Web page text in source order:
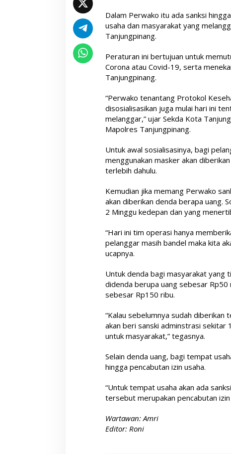
Dalam Perwako itu ada sanksi
usaha dan masyarakat yang
Tanjungpinang.
Peraturan ini bertujuan untuk
Corona atau Covid-19, serta
Tanjungpinang.
“Perwako tenantang Protokol
disosialisasikan juga mulai hari ini
melanggar,” ujar Sekda Kota
Mapolres Tanjungpinang.
Untuk awal sosialisasinya, bagi
menggunakan masker akan
terlebih dahulu.
Kemudian jika memang Perwako
akan diberikan denda berapa uang.
2 Minggu kedepan dan yang
“Hari ini tim operasi hanya
pelanggar masih bandel maka kita
ucapnya.
Untuk denda bagi masyarakat yang
didenda berupa uang sebesar
sebesar Rp150 ribu.
“Kalau sebelumnya sudah
akan beri sanski adminstrasi sekitar
untuk masyarakat,” tegasnya.
Selain denda uang, bagi tempat
hingga pencabutan izin usaha.
“Untuk tempat usaha akan ada
tersebut merupakan pencabutan izin
Wartawan: Amri
Editor: Roni